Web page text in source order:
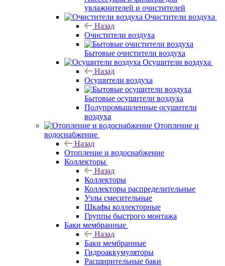
увлажнителей и очистителей
Очистители воздуха
Назад
Очистители воздуха
Бытовые очистители воздуха
Осушители воздуха
Назад
Осушители воздуха
Бытовые осушители воздуха
Полупромышленные осушители
воздуха
Отопление и
водоснабжение
Назад
Отопление и водоснабжение
Коллекторы
Назад
Коллекторы
Коллекторы распределительные
Узлы смесительные
Шкафы коллекторные
Группы быстрого монтажа
Баки мембранные
Назад
Баки мембранные
Гидроаккумуляторы
Расширительные баки